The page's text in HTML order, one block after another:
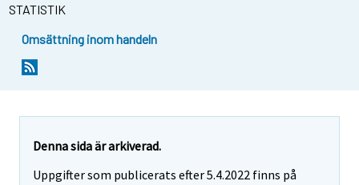
STATISTIK
Omsättning inom handeln
Denna sida är arkiverad.
Uppgifter som publicerats efter 5.4.2022 finns på